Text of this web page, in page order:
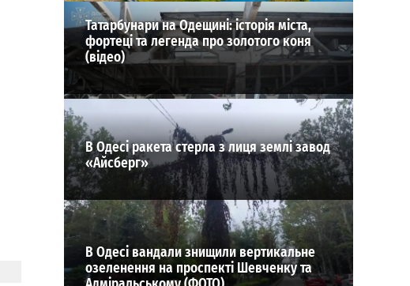
Татарбунари на Одещині: історія міста,
фортеці та легенда про золотого коня
(відео)
В Одесі ракета стерла з лиця землі завод
«Айсберг»
В Одесі вандали знищили вертикальне
озеленення на проспекті Шевченку та